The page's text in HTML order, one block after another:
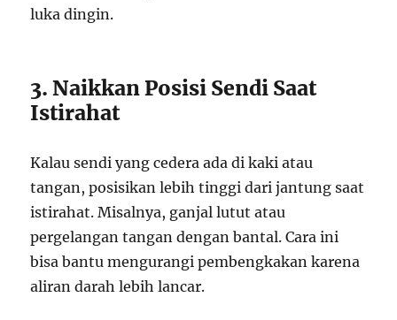
luka dingin.
3. Naikkan Posisi Sendi Saat
Istirahat
Kalau sendi yang cedera ada di kaki atau
tangan, posisikan lebih tinggi dari jantung saat
istirahat. Misalnya, ganjal lutut atau
pergelangan tangan dengan bantal. Cara ini
bisa bantu mengurangi pembengkakan karena
aliran darah lebih lancar.